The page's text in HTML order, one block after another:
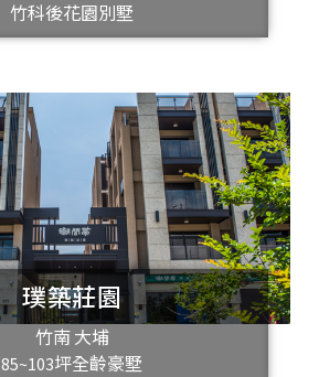
竹科後花園別墅
璞築莊園
竹南 大埔
85~103坪全齡豪墅